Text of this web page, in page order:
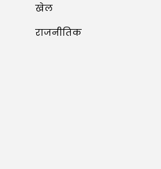
खेल
राजनीतिक